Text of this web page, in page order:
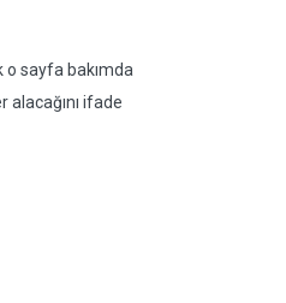
o sayfa bakımda
ifade